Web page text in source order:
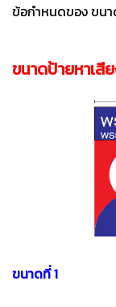
ข้อกำหนดของ ขนา
ขนาดป้ายหาเสี
ขนาดที่ 1